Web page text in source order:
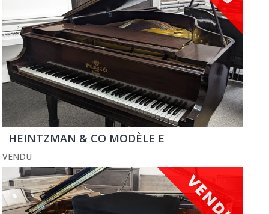
HEINTZMAN & CO MODÈLE E
VENDU